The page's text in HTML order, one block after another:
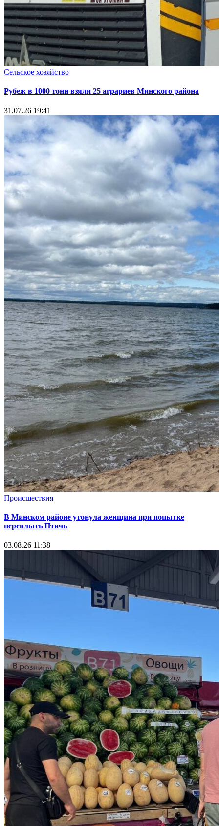
Сельское хозяйство
Рубеж в 1000 тонн взяли 25 аграриев Минского района
31.07.26 19:41
Происшествия
В Минском районе утонула женщина при попытке
переплыть Птичь
03.08.26 11:38